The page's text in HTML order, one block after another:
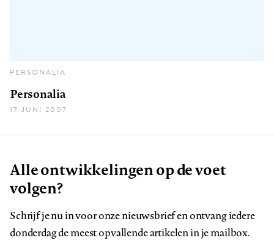
PERSONALIA
Personalia
17 JUNI 2007
Alle ontwikkelingen op de voet
volgen?
Schrijf je nu in voor onze nieuwsbrief en ontvang iedere
donderdag de meest opvallende artikelen in je mailbox.